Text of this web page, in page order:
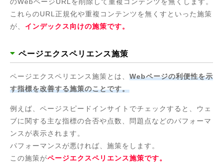
これらのURL正規化や重複コンテンツを無くすといった施策
が、 インデックス向けの施策です。
ページエクスペリエンス施策
ページエクスペリエンス施策とは、 Webページの利便性を示
す指標を改善する施策のことです。
例えば、ページスピードインサイトでチェックすると、ウェ
ブに関する主な指標の合否や点数、問題点などのパフォーマ
ンスが表示されます。
パフォーマンスが悪ければ、施策をします。
この施策がページエクスペリエンス施策です。